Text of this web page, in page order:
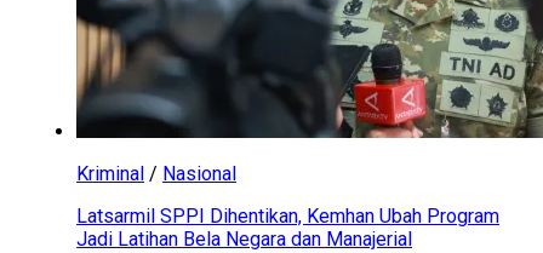
Kriminal / Nasional
Latsarmil SPPI Dihentikan, Kemhan Ubah Program
Jadi Latihan Bela Negara dan Manajerial